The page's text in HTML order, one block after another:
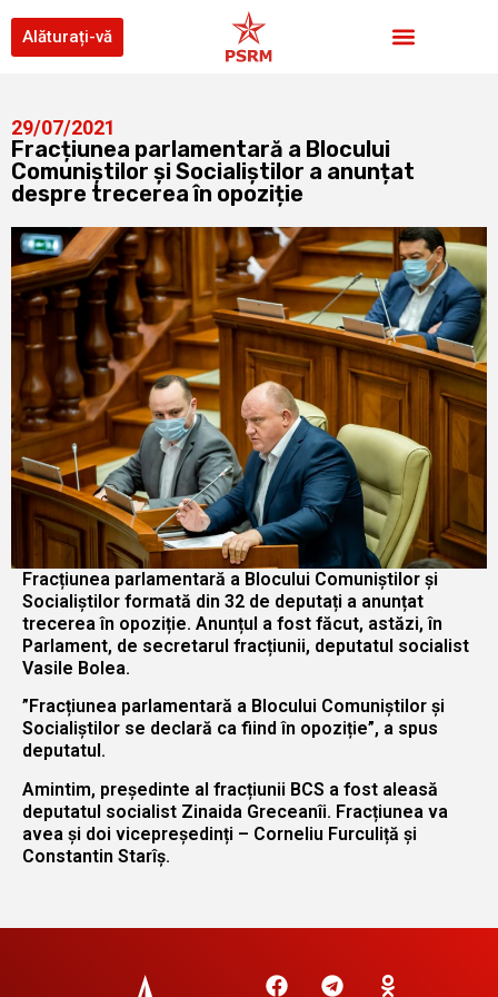
Alăturați-vă
29/07/2021
Fracțiunea parlamentară a Blocului
Comuniștilor și Socialiștilor a anunțat
despre trecerea în opoziție
Fracțiunea parlamentară a Blocului Comuniștilor și
Socialiștilor formată din 32 de deputați a anunțat
trecerea în opoziție. Anunțul a fost făcut, astăzi, în
Parlament, de secretarul fracțiunii, deputatul socialist
Vasile Bolea.
”Fracțiunea parlamentară a Blocului Comuniștilor și
Socialiștilor se declară ca fiind în opoziție”, a spus
deputatul.
Amintim, președinte al fracțiunii BCS a fost aleasă
deputatul socialist Zinaida Greceanîi. Fracțiunea va
avea și doi vicepreședinți – Corneliu Furculiță și
Constantin Starîș.